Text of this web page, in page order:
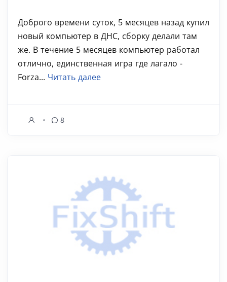
Доброго времени суток, 5 месяцев назад купил
новый компьютер в ДНС, сборку делали там
же. В течение 5 месяцев компьютер работал
отлично, единственная игра где лагало -
Forza... Читать далее
8